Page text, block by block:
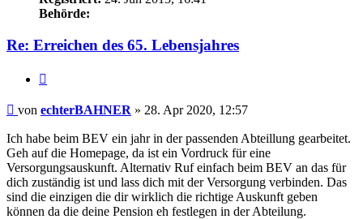
Behörde:
Re: Erreichen des 65. Lebensjahres
Beitrag
von echterBAHNER » 28. Apr 2020, 12:57
Ich habe beim BEV ein jahr in der passenden Abteillung gearbeitet.
Geh auf die Homepage, da ist ein Vordruck für eine
Versorgungsauskunft. Alternativ Ruf einfach beim BEV an das für
dich zuständig ist und lass dich mit der Versorgung verbinden. Das
sind die einzigen die dir wirklich die richtige Auskunft geben
können da die deine Pension eh festlegen in der Abteilung.